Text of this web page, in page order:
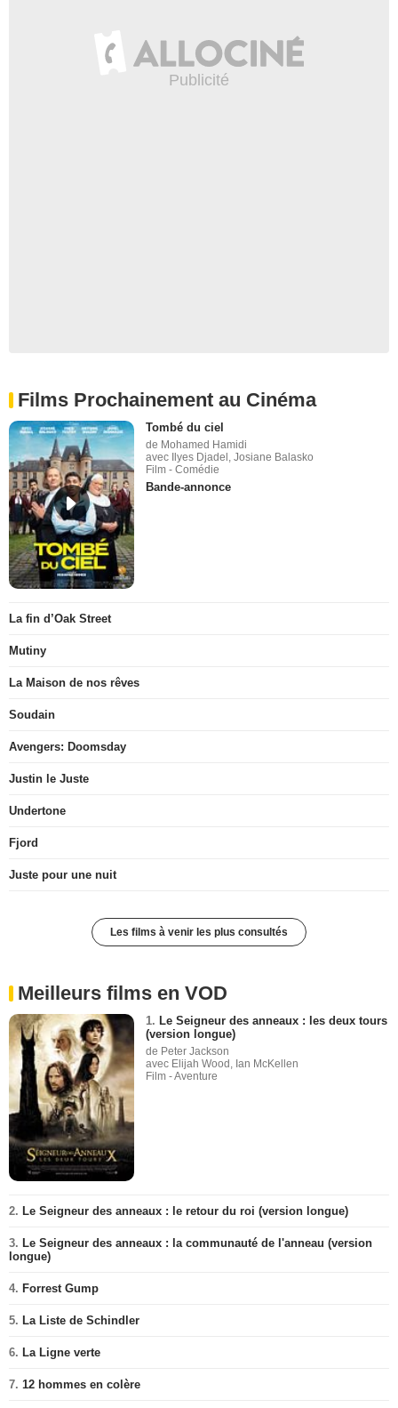
Films Prochainement au Cinéma
Tombé du ciel
de Mohamed Hamidi
avec Ilyes Djadel, Josiane Balasko
Film - Comédie
Bande-annonce
La fin d’Oak Street
Mutiny
La Maison de nos rêves
Soudain
Avengers: Doomsday
Justin le Juste
Undertone
Fjord
Juste pour une nuit
Les films à venir les plus consultés
Meilleurs films en VOD
1. Le Seigneur des anneaux : les deux tours
(version longue)
de Peter Jackson
avec Elijah Wood, Ian McKellen
Film - Aventure
2. Le Seigneur des anneaux : le retour du roi (version longue)
3. Le Seigneur des anneaux : la communauté de l'anneau (version
longue)
4. Forrest Gump
5. La Liste de Schindler
6. La Ligne verte
7. 12 hommes en colère